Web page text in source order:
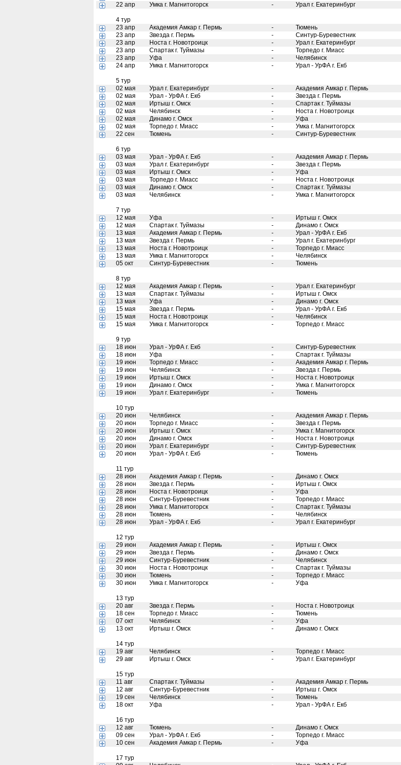
22 апр
Умка г. Магнитогорск - Урал г. Екатеринбург
4 тур
23 апр
Академия Амкар г. Пермь - Тюмень
23 апр
Звезда г. Пермь - Синтур-Буревестник
23 апр
Носта г. Новотроицк - Урал г. Екатеринбург
23 апр
Спартак г. Туймазы - Торпедо г. Миасс
23 апр
Уфа - Челябинск
24 апр
Умка г. Магнитогорск - Урал - УрФА г. Екб
5 тур
02 мая
Урал г. Екатеринбург - Академия Амкар г. Пермь
02 мая
Урал - УрФА г. Екб - Звезда г. Пермь
02 мая
Иртыш г. Омск - Спартак г. Туймазы
02 мая
Челябинск - Носта г. Новотроицк
02 мая
Динамо г. Омск - Уфа
02 мая
Торпедо г. Миасс - Умка г. Магнитогорск
22 сен
Тюмень - Синтур-Буревестник
6 тур
03 мая
Урал - УрФА г. Екб - Академия Амкар г. Пермь
03 мая
Урал г. Екатеринбург - Звезда г. Пермь
03 мая
Иртыш г. Омск - Уфа
03 мая
Торпедо г. Миасс - Носта г. Новотроицк
03 мая
Динамо г. Омск - Спартак г. Туймазы
03 мая
Челябинск - Умка г. Магнитогорск
7 тур
12 мая
Уфа - Иртыш г. Омск
12 мая
Спартак г. Туймазы - Динамо г. Омск
13 мая
Академия Амкар г. Пермь - Урал - УрФА г. Екб
13 мая
Звезда г. Пермь - Урал г. Екатеринбург
13 мая
Носта г. Новотроицк - Торпедо г. Миасс
13 мая
Умка г. Магнитогорск - Челябинск
05 окт
Синтур-Буревестник - Тюмень
8 тур
12 мая
Академия Амкар г. Пермь - Урал г. Екатеринбург
13 мая
Спартак г. Туймазы - Иртыш г. Омск
13 мая
Уфа - Динамо г. Омск
15 мая
Звезда г. Пермь - Урал - УрФА г. Екб
15 мая
Носта г. Новотроицк - Челябинск
15 мая
Умка г. Магнитогорск - Торпедо г. Миасс
9 тур
18 июн
Урал - УрФА г. Екб - Синтур-Буревестник
18 июн
Уфа - Спартак г. Туймазы
19 июн
Торпедо г. Миасс - Академия Амкар г. Пермь
19 июн
Челябинск - Звезда г. Пермь
19 июн
Иртыш г. Омск - Носта г. Новотроицк
19 июн
Динамо г. Омск - Умка г. Магнитогорск
19 июн
Урал г. Екатеринбург - Тюмень
10 тур
20 июн
Челябинск - Академия Амкар г. Пермь
20 июн
Торпедо г. Миасс - Звезда г. Пермь
20 июн
Иртыш г. Омск - Умка г. Магнитогорск
20 июн
Динамо г. Омск - Носта г. Новотроицк
20 июн
Урал г. Екатеринбург - Синтур-Буревестник
20 июн
Урал - УрФА г. Екб - Тюмень
11 тур
28 июн
Академия Амкар г. Пермь - Динамо г. Омск
28 июн
Звезда г. Пермь - Иртыш г. Омск
28 июн
Носта г. Новотроицк - Уфа
28 июн
Синтур-Буревестник - Торпедо г. Миасс
28 июн
Умка г. Магнитогорск - Спартак г. Туймазы
28 июн
Тюмень - Челябинск
28 июн
Урал - УрФА г. Екб - Урал г. Екатеринбург
12 тур
29 июн
Академия Амкар г. Пермь - Иртыш г. Омск
29 июн
Звезда г. Пермь - Динамо г. Омск
29 июн
Синтур-Буревестник - Челябинск
30 июн
Носта г. Новотроицк - Спартак г. Туймазы
30 июн
Тюмень - Торпедо г. Миасс
30 июн
Умка г. Магнитогорск - Уфа
13 тур
20 авг
Звезда г. Пермь - Носта г. Новотроицк
18 сен
Торпедо г. Миасс - Тюмень
07 окт
Челябинск - Уфа
13 окт
Иртыш г. Омск - Динамо г. Омск
14 тур
19 авг
Челябинск - Торпедо г. Миасс
29 авг
Иртыш г. Омск - Урал г. Екатеринбург
15 тур
11 авг
Спартак г. Туймазы - Академия Амкар г. Пермь
12 авг
Синтур-Буревестник - Иртыш г. Омск
19 сен
Челябинск - Тюмень
18 окт
Уфа - Урал - УрФА г. Екб
16 тур
12 авг
Тюмень - Динамо г. Омск
09 сен
Урал - УрФА г. Екб - Торпедо г. Миасс
10 сен
Академия Амкар г. Пермь - Уфа
17 тур